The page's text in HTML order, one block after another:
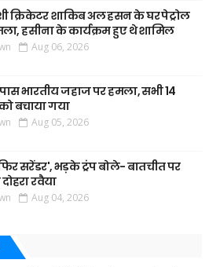
क्रिकेटर शाकिब अल हसन के घर पेट्रोल
हसीना के कार्यक्रम हुए थे शामिल
Aug 06, 2026
भारतीय जहाज पर हमला, सभी 14
बचाया गया
Aug 05, 2026
सरेंडर', भड़के ट्रंप बोले- बातचीत पर
रवैया
Aug 04, 2026